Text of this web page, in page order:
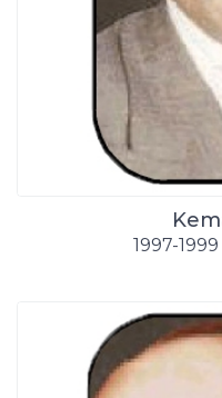
1997-